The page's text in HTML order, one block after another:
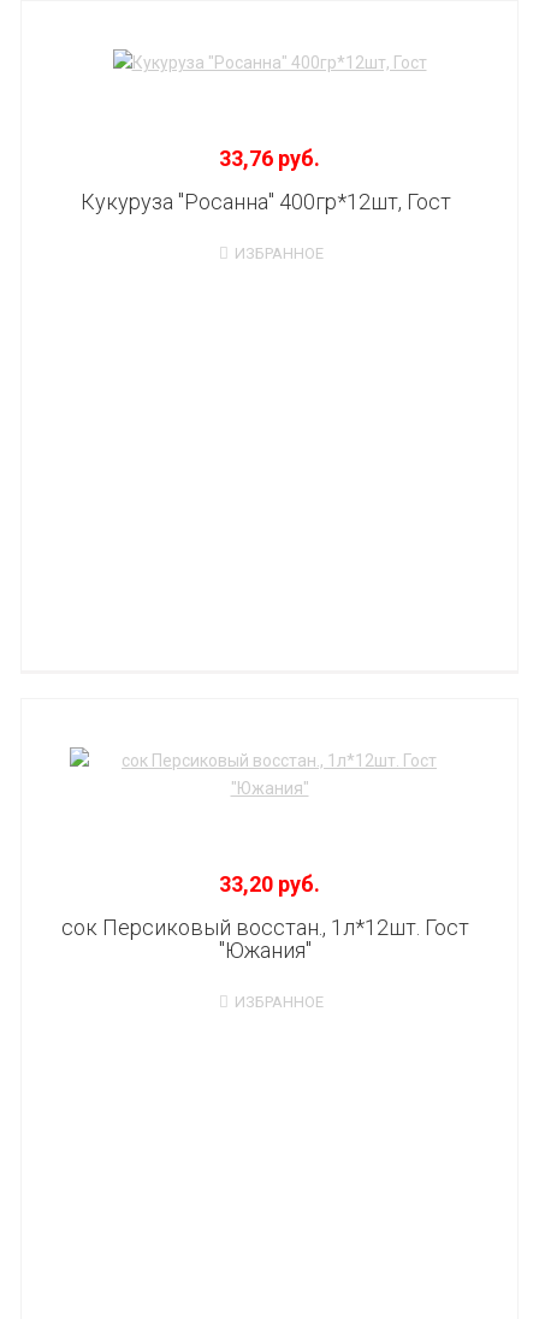
33,76 руб.
Кукуруза "Росанна" 400гр*12шт, Гост
ИЗБРАННОЕ
33,20 руб.
сок Персиковый восстан., 1л*12шт. Гост
"Южания"
ИЗБРАННОЕ